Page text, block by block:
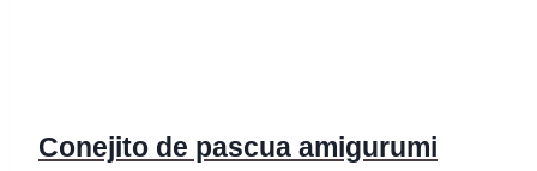
Conejito de pascua amigurumi